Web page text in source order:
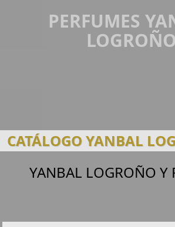
PERFUMES
LOGROÑO
CATÁLOGO YANBAL
YANBAL LOGROÑO Y